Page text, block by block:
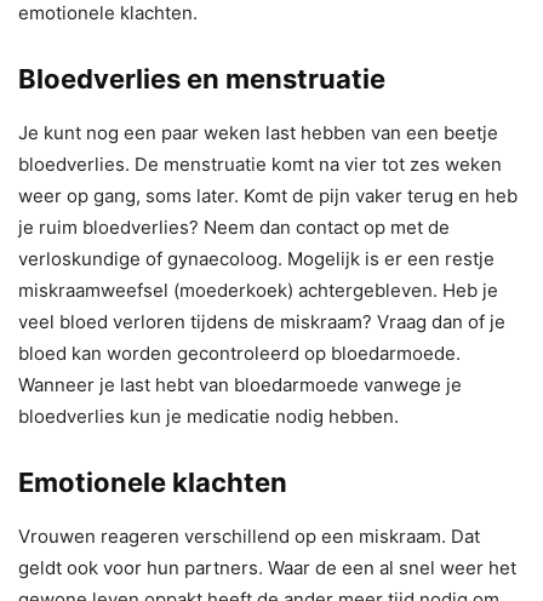
emotionele klachten.
Bloedverlies en menstruatie
Je kunt nog een paar weken last hebben van een beetje
bloedverlies. De menstruatie komt na vier tot zes weken
weer op gang, soms later. Komt de pijn vaker terug en heb
je ruim bloedverlies? Neem dan contact op met de
verloskundige of gynaecoloog. Mogelijk is er een restje
miskraamweefsel (moederkoek) achtergebleven. Heb je
veel bloed verloren tijdens de miskraam? Vraag dan of je
bloed kan worden gecontroleerd op bloedarmoede.
Wanneer je last hebt van bloedarmoede vanwege je
bloedverlies kun je medicatie nodig hebben.
Emotionele klachten
Vrouwen reageren verschillend op een miskraam. Dat
geldt ook voor hun partners. Waar de een al snel weer het